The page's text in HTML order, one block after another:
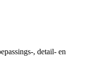
, detail- en